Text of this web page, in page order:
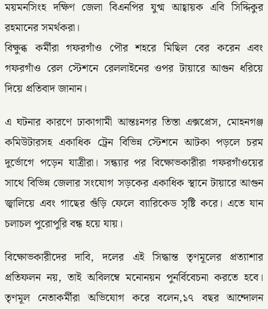
ময়মনসিংহ দক্ষিণ জেলা বিএনপির যুগ্ম আহ্বায়ক এবি সিদ্দিকুর
রহমানের সমর্থকরা।
বিক্ষুব্ধ কর্মীরা গফরগাঁও পৌর শহরে মিছিল বের করেন এবং
গফরগাঁও রেল স্টেশনে রেললাইনের ওপর টায়ারে আগুন ধরিয়ে
দিয়ে প্রতিবাদ জানান।
এ ঘটনার কারণে ঢাকাগামী আন্তঃনগর তিস্তা এক্সপ্রেস, মোহনগঞ্জ
কমিউটারসহ একাধিক ট্রেন বিভিন্ন স্টেশনে আটকা পড়লে চরম
দুর্ভোগে পড়েন যাত্রীরা। সন্ধ্যার পর বিক্ষোভকারীরা গফরগাঁওয়ের
সাথে বিভিন্ন জেলার সংযোগ সড়কের একাধিক স্থানে টায়ারে আগুন
জ্বালিয়ে এবং গাছের গুঁড়ি ফেলে ব্যারিকেড সৃষ্টি করে। এতে যান
চলাচল পুরোপুরি বন্ধ হয়ে যায়।
বিক্ষোভকারীদের দাবি, দলের এই সিদ্ধান্ত তৃণমূলের প্রত্যাশার
প্রতিফলন নয়, তাই অবিলম্বে মনোনয়ন পুনর্বিবেচনা করতে হবে।
তৃণমূল নেতাকর্মীরা অভিযোগ করে বলেন,১৭ বছর আন্দোলন